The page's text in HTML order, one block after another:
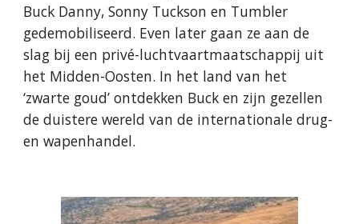
Buck Danny, Sonny Tuckson en Tumbler
gedemobiliseerd. Even later gaan ze aan de
slag bij een privé-luchtvaartmaatschappij uit
het Midden-Oosten. In het land van het
‘zwarte goud’ ontdekken Buck en zijn gezellen
de duistere wereld van de internationale drug-
en wapenhandel.